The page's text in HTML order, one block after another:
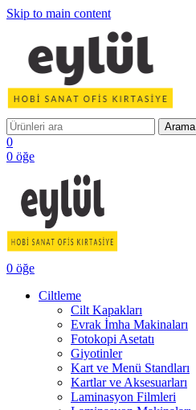
Skip to main content
Arama
0
0 öğe
0 öğe
Ciltleme
Cilt Kapakları
Evrak İmha Makinaları
Fotokopi Asetatı
Giyotinler
Kart ve Menü Standları
Kartlar ve Aksesuarları
Laminasyon Filmleri